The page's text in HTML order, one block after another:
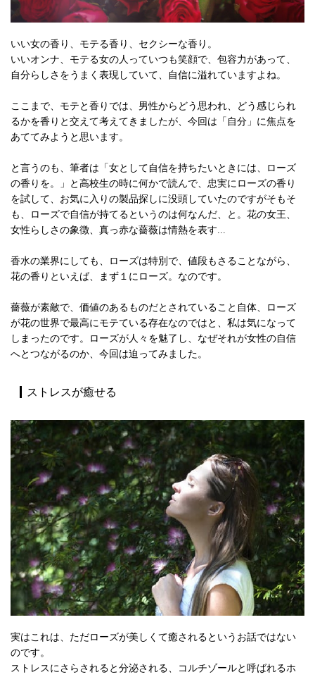
いい女の香り、モテる香り、セクシーな香り。
いいオンナ、モテる女の人っていつも笑顔で、包容力があって、
自分らしさをうまく表現していて、自信に溢れていますよね。
ここまで、モテと香りでは、男性からどう思われ、どう感じられ
るかを香りと交えて考えてきましたが、今回は「自分」に焦点を
あててみようと思います。
と言うのも、筆者は「女として自信を持ちたいときには、ローズ
の香りを。」と高校生の時に何かで読んで、忠実にローズの香り
を試して、お気に入りの製品探しに没頭していたのですがそもそ
も、ローズで自信が持てるというのは何なんだ、と。花の女王、
女性らしさの象徴、真っ赤な薔薇は情熱を表す...
香水の業界にしても、ローズは特別で、値段もさることながら、
花の香りといえば、まず１にローズ。なのです。
薔薇が素敵で、価値のあるものだとされていること自体、ローズ
が花の世界で最高にモテている存在なのではと、私は気になって
しまったのです。ローズが人々を魅了し、なぜそれが女性の自信
へとつながるのか、今回は迫ってみました。
ストレスが癒せる
実はこれは、ただローズが美しくて癒されるというお話ではない
のです。
ストレスにさらされると分泌される、コルチゾールと呼ばれるホ